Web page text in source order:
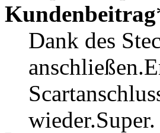
Kundenbeitrag
Dank des
wieder.Super.